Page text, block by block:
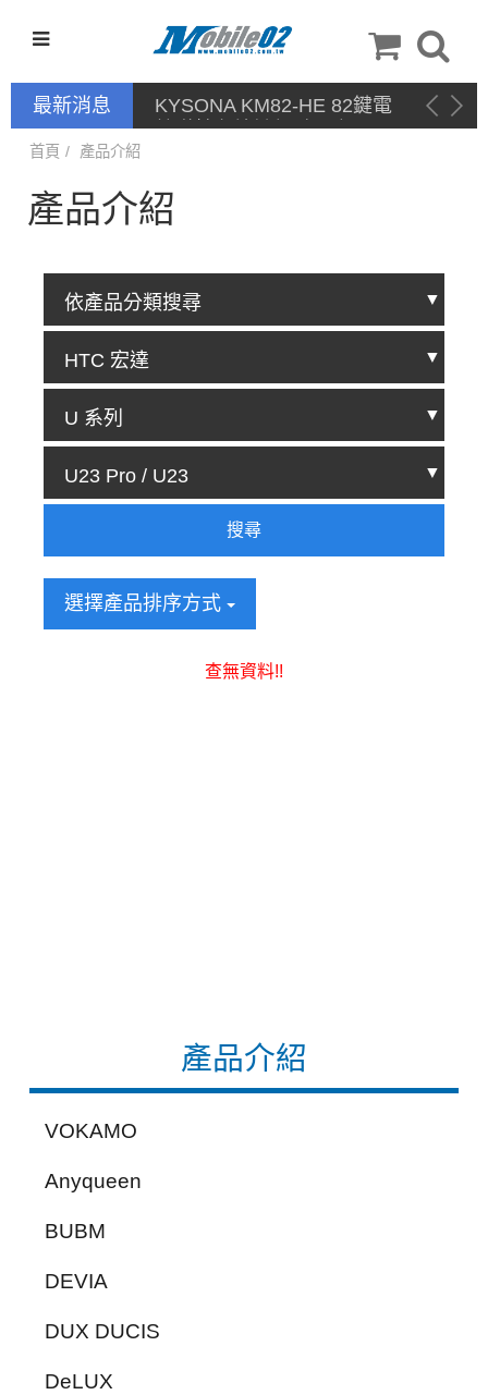
最新消息
KYSONA KM82-HE 82鍵電
競磁軸有線鍵盤 產品網頁驅
產品介紹
VOKAMO
Anyqueen
BUBM
DEVIA
DUX DUCIS
DeLUX
首頁 產品介紹
產品介紹
搜尋
選擇產品排序方式
查無資料!!